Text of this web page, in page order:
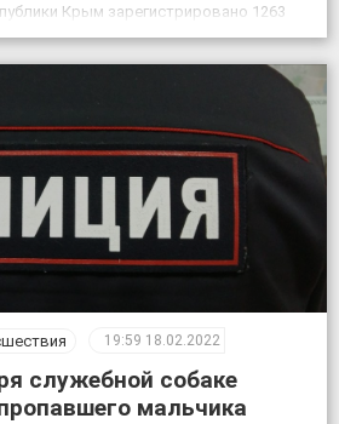
Крым зарегистрировано 1263
инфекции, всего выявлено 151605
19», – по […]
19:59 18.02.2022
служебной собаке
мальчика